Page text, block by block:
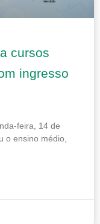
cursos
ingresso
feira, 14 de
o ensino médio,